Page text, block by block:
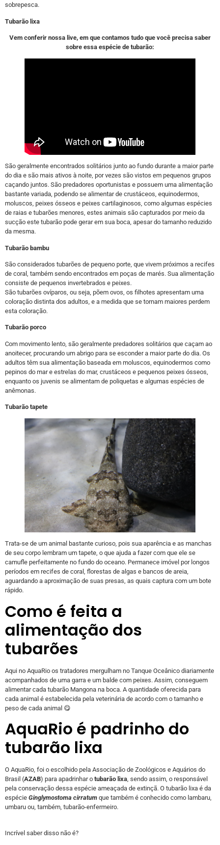
sobrepesca.
Tubarão lixa
Vem conferir nossa live, em que contamos tudo que você precisa saber
sobre essa espécie de tubarão:
São geralmente encontrados solitários junto ao fundo durante a maior parte
do dia e são mais ativos à noite, por vezes são vistos em pequenos grupos
caçando juntos. São predadores oportunistas e possuem uma alimentação
bastante variada, podendo se alimentar de crustáceos, equinodermos,
moluscos, peixes ósseos e peixes cartilaginosos, como algumas espécies
de raias e tubarões menores, estes animais são capturados por meio da
sucção este tubarão pode gerar em sua boca, apesar do tamanho reduzido
da mesma.
Tubarão bambu
São considerados tubarões de pequeno porte, que vivem próximos a recifes
de coral, também sendo encontrados em poças de marés. Sua alimentação
consiste de pequenos invertebrados e peixes.
São tubarões ovíparos, ou seja, põem ovos, os filhotes apresentam uma
coloração distinta dos adultos, e a medida que se tornam maiores perdem
esta coloração.
Tubarão porco
Com movimento lento, são geralmente predadores solitários que caçam ao
anoitecer, procurando um abrigo para se esconder a maior parte do dia. Os
adultos têm sua alimentação baseada em moluscos, equinodermos como
pepinos do mar e estrelas do mar, crustáceos e pequenos peixes ósseos,
enquanto os juvenis se alimentam de poliquetas e algumas espécies de
anêmonas.
Tubarão tapete
Trata-se de um animal bastante curioso, pois sua aparência e as manchas
de seu corpo lembram um tapete, o que ajuda a fazer com que ele se
camufle perfeitamente no fundo do oceano. Permanece imóvel por longos
períodos em recifes de coral, florestas de algas e bancos de areia,
aguardando a aproximação de suas presas, as quais captura com um bote
rápido.
Como é feita a
alimentação dos
tubarões
Aqui no AquaRio os tratadores mergulham no Tanque Oceânico diariamente
acompanhados de uma garra e um balde com peixes. Assim, conseguem
alimentar cada tubarão Mangona na boca. A quantidade oferecida para
cada animal é estabelecida pela veterinária de acordo com o tamanho e
peso de cada animal 😋
AquaRio é padrinho do
tubarão lixa
O AquaRio, foi o escolhido pela Associação de Zoológicos e Aquários do
Brasil (AZAB) para apadrinhar o tubarão lixa, sendo assim, o responsável
pela conservação dessa espécie ameaçada de extinçã. O tubarão lixa é da
espécie Ginglymostoma cirratum que também é conhecido como lambaru,
umbaru ou, também, tubarão-enfermeiro.
Incrível saber disso não é?